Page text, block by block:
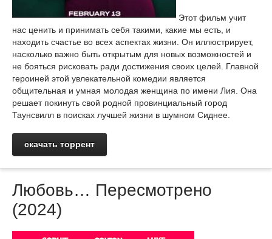
Этот фильм учит
нас ценить и принимать себя такими, какие мы есть, и
находить счастье во всех аспектах жизни. Он иллюстрирует,
насколько важно быть открытым для новых возможностей и
не бояться рисковать ради достижения своих целей. Главной
героиней этой увлекательной комедии является
общительная и умная молодая женщина по имени Лия. Она
решает покинуть свой родной провинциальный город
Таунсвилл в поисках лучшей жизни в шумном Сиднее.
скачать торрент
Любовь… Пересмотрено
(2024)